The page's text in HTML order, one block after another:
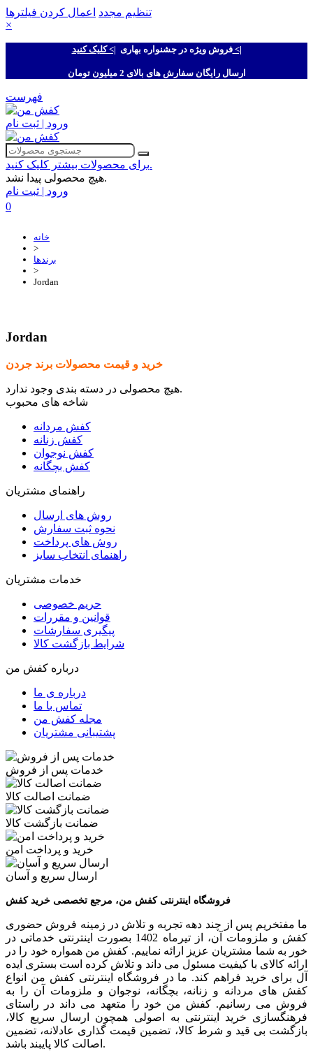
تنظیم مجدد
اعمال کردن فیلترها
×
فروش ویژه در جشنواره بهاری|> کلیک کنید <|
ارسال رایگان سفارش های بالای 2 میلیون تومان
فهرست
ورود | ثبت نام
برای محصولات بیشتر کلیک کنید.
هیچ محصولی پیدا نشد.
ورود | ثبت نام
0
خانه
>
برندها
>
Jordan
Jordan
خرید و قیمت محصولات برند جردن
هیچ محصولی در دسته بندی وجود ندارد.
شاخه های محبوب
کفش مردانه
کفش زنانه
کفش نوجوان
کفش بچگانه
راهنمای مشتریان
روش های ارسال
نحوه ثبت سفارش
روش های پرداخت
راهنمای انتخاب سایز
خدمات مشتریان
حریم خصوصی
قوانین و مقررات
پیگیری سفارشات
شرایط بازگشت کالا
درباره کفش من
درباره ی ما
تماس با ما
مجله کفش من
پشتیبانی مشتریان
خدمات پس از فروش
ضمانت اصالت کالا
ضمانت بازگشت کالا
خرید و پرداخت امن
ارسال سریع و آسان
فروشگاه اینترنتی کفش من، مرجع تخصصی خرید کفش
ما مفتخریم پس از چند دهه تجربه و تلاش در زمینه فروش حضوری
کفش و ملزومات آن، از تیرماه 1402 بصورت اینترنتی خدماتی در
خور به شما مشتریان عزیز ارائه نماییم. کفش من همواره خود را در
ارائه کالای با کیفیت مسئول می داند و تلاش کرده است بستری ایده
آل برای خرید فراهم کند. ما در فروشگاه اینترنتی کفش من انواع
کفش های مردانه و زنانه، بچگانه، نوجوان و ملزومات آن را به
فروش می رسانیم. کفش من خود را متعهد می داند در راستای
فرهنگسازی خرید اینترنتی به اصولی همچون ارسال سریع کالا،
بازگشت بی قید و شرط کالا، تضمین قیمت گذاری عادلانه، تضمین
اصالت کالا پایبند باشد.